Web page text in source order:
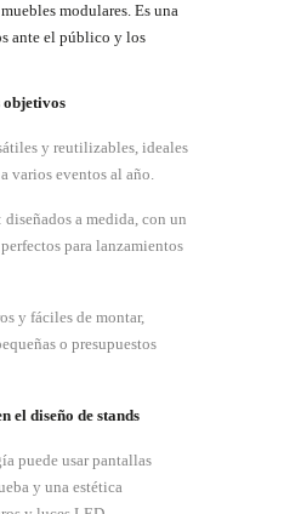
modulares. Es una
ante el público y los
objetivos
y reutilizables, ideales
varios eventos al año.
diseñados a medida, con un
para lanzamientos
y fáciles de montar,
o presupuestos
el diseño de stands
puede usar pantallas
y una estética